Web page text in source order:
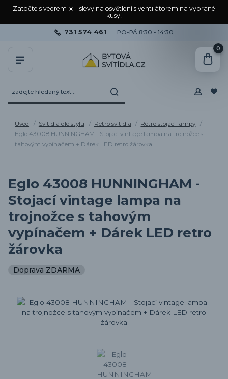
Zatočte s vedrem ☀️ - slevy na osvětlení s ventilátorem na vybrané
kusy!
731 574 461 PO-PÁ 8:30 - 14:30
0
Úvod Svítidla dle stylu Retro svítidla
Retro stojací lampy
Eglo 43008 HUNNINGHAM - Stojací vintage lampa na trojnožce s
tahovým vypínačem + Dárek LED retro žárovka
Eglo 43008 HUNNINGHAM -
Stojací vintage lampa na
trojnožce s tahovým
vypínačem + Dárek LED retro
žárovka
Doprava ZDARMA